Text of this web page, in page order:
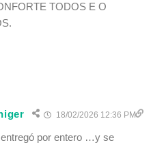
TODOS E O
18/02/2026 12:36 PM
por entero …y se